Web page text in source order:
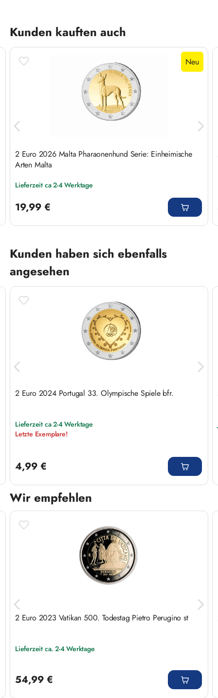
Produktgalerie überspringen
Kunden kauften auch
Neu
2 Euro 2026 Malta Pharaonenhund Serie: Einheimische
Arten Malta
Lieferzeit ca 2-4 Werktage
19,99 €
Produktgalerie überspringen
Kunden haben sich ebenfalls
angesehen
2 Euro 2024 Portugal 33. Olympische Spiele bfr.
Lieferzeit ca 2-4 Werktage
Letzte Exemplare!
4,99 €
Wir empfehlen
Produktgalerie überspringen
2 Euro 2023 Vatikan 500. Todestag Pietro Perugino st
Lieferzeit ca. 2-4 Werktage
54,99 €